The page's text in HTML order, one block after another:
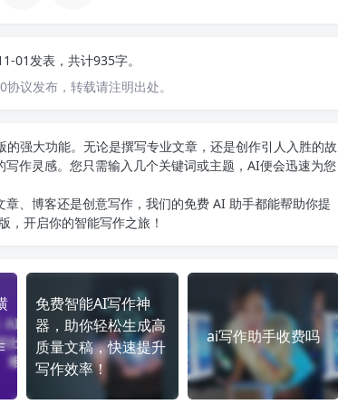
01发表，共计935字。
议发布，转载请注明出处。
的强大功能。无论是撰写专业文章，还是创作引人入胜的故
作灵感。您只需输入几个关键词或主题，AI便会迅速为您
、博客还是创意写作，我们的免费 AI 助手都能帮助你提
，开启你的智能写作之旅！
免费智能AI写作神
器，助你轻松生成高
质量文稿，快速提升
写作效率！
ai写作助手收费吗